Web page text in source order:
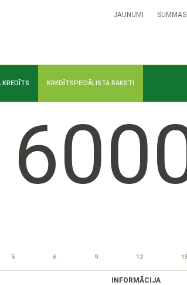
JAUNUMI SUMMAS
KREDĪTS KREDĪTSPECIĀLISTA RAKSTI
5 6 9 12
INFORMĀCIJA